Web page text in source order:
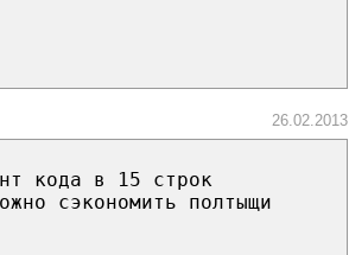
26.02.2013
кода в 15 строк
сэкономить полтыщи